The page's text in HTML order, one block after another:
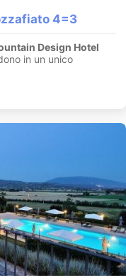
4=3
Design Hotel
in un unico